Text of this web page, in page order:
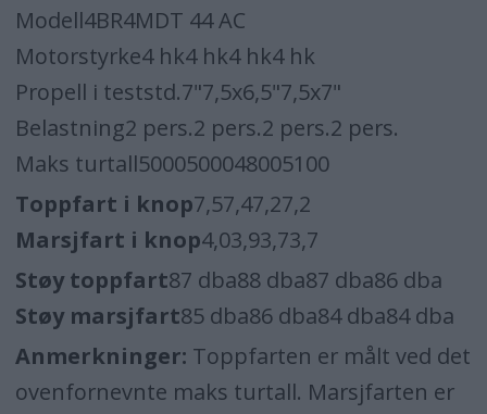
Modell4BR4MDT 44 AC
Motorstyrke4 hk4 hk4 hk4 hk
Propell i teststd.7"7,5x6,5"7,5x7"
Belastning2 pers.2 pers.2 pers.2 pers.
Maks turtall5000500048005100
Toppfart i knop7,57,47,27,2
Marsjfart i knop4,03,93,73,7
Støy toppfart87 dba88 dba87 dba86 dba
Støy marsjfart85 dba86 dba84 dba84 dba
Anmerkninger: Toppfarten er målt ved det
ovenfornevnte maks turtall. Marsjfarten er